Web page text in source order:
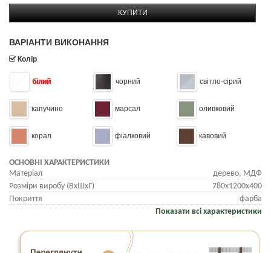
КУПИТИ
ВАРІАНТИ ВИКОНАННЯ
Колір
білий чорний світло-сірий
капучино марсал оливковий
корал фіалковий кавовий
ОСНОВНІ ХАРАКТЕРИСТИКИ
Матеріал
дерево, МДФ
Розміри виробу (ВхШхГ)
780х1200х400
Покриття
фарба
Показати всі характеристики